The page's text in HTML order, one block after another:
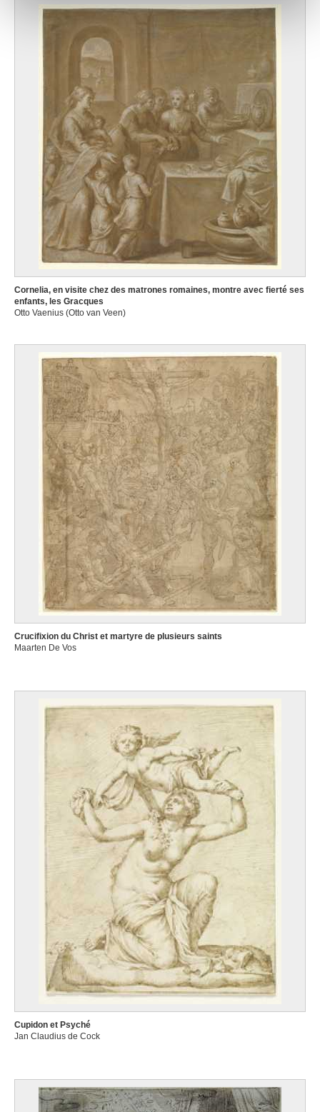
publicité et d'analyse, qui peuvent combiner celles-ci
avec d'autres informations que vous leur avez fournies
ou qu'ils ont collectées lors de votre utilisation de leurs
Cornelia, en visite chez des matrones romaines, montre avec fierté ses
enfants, les Gracques
Otto Vaenius (Otto van Veen)
Crucifixion du Christ et martyre de plusieurs saints
Maarten De Vos
Cupidon et Psyché
Jan Claudius de Cock